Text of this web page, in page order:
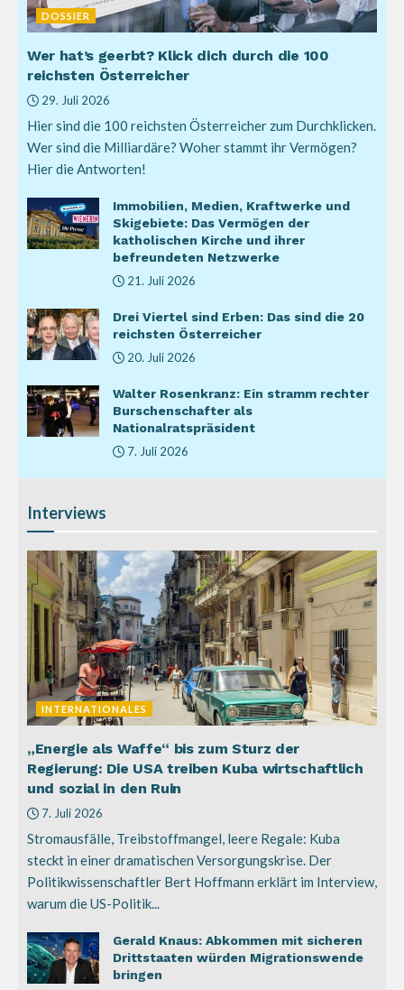
DOSSIER
Wer hat’s geerbt? Klick dich durch die 100
reichsten Österreicher
29. Juli 2026
Hier sind die 100 reichsten Österreicher zum Durchklicken.
Wer sind die Milliardäre? Woher stammt ihr Vermögen?
Hier die Antworten!
Immobilien, Medien, Kraftwerke und
Skigebiete: Das Vermögen der
katholischen Kirche und ihrer
befreundeten Netzwerke
21. Juli 2026
Drei Viertel sind Erben: Das sind die 20
reichsten Österreicher
20. Juli 2026
Walter Rosenkranz: Ein stramm rechter
Burschenschafter als
Nationalratspräsident
7. Juli 2026
Interviews
INTERNATIONALES
„Energie als Waffe“ bis zum Sturz der
Regierung: Die USA treiben Kuba wirtschaftlich
und sozial in den Ruin
7. Juli 2026
Stromausfälle, Treibstoffmangel, leere Regale: Kuba
steckt in einer dramatischen Versorgungskrise. Der
Politikwissenschaftler Bert Hoffmann erklärt im Interview,
warum die US-Politik...
Gerald Knaus: Abkommen mit sicheren
Drittstaaten würden Migrationswende
bringen